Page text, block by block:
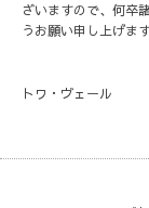
ざいますので、何卒
うお願い申し上げます
トワ・ヴェール